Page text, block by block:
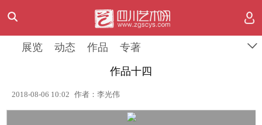
展览 动态 作品 专著
作品十四
2018-08-06 10:02 作者：李光伟